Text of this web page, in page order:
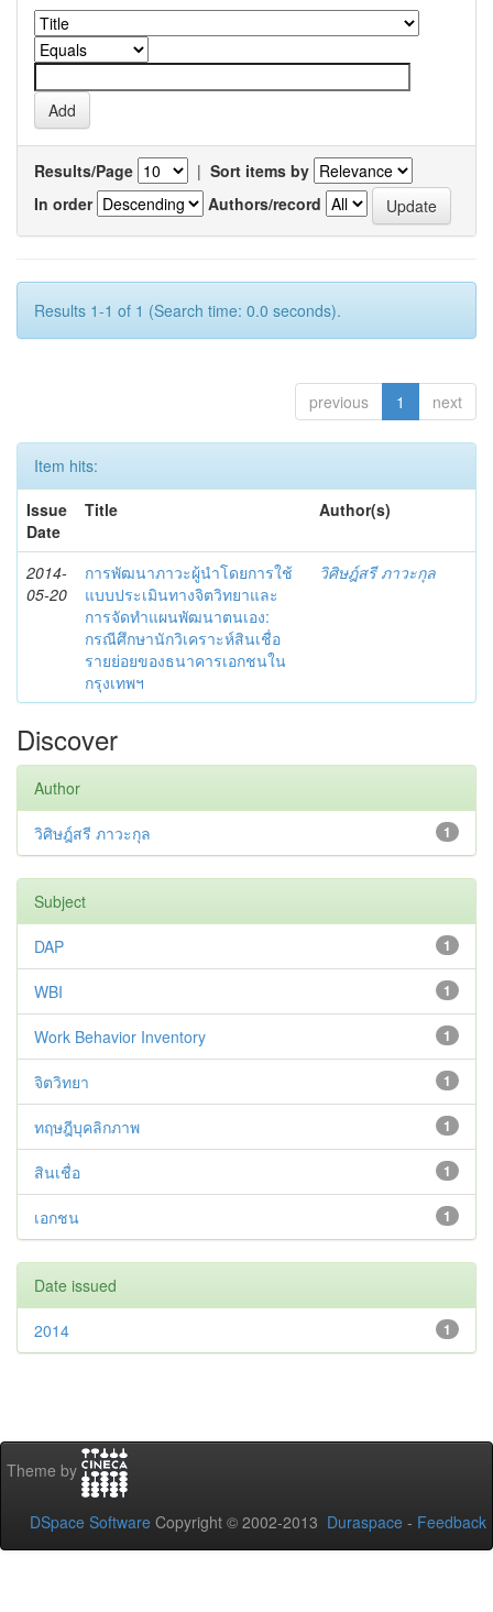
Results/Page | Sort items by
In order
Authors/record
Results 1-1 of 1 (Search time: 0.0 seconds).
previous 1 next
Item hits:
Issue
Date
Title Author(s)
2014-
05-20
การพัฒนาภาวะผู้นำโดยการใช้
แบบประเมินทางจิตวิทยาและ
การจัดทำแผนพัฒนาตนเอง:
กรณีศึกษานักวิเคราะห์สินเชื่อ
รายย่อยของธนาคารเอกชนใน
กรุงเทพฯ
วิศิษฎ์สรี ภาวะกุล
Discover
Author
1
วิศิษฎ์สรี ภาวะกุล
Subject
1
DAP
1
WBI
1
Work Behavior Inventory
1
จิตวิทยา
1
ทฤษฎีบุคลิกภาพ
1
สินเชื่อ
1
เอกชน
Date issued
1
2014
Theme by
DSpace Software Copyright © 2002-2013 Duraspace - Feedback